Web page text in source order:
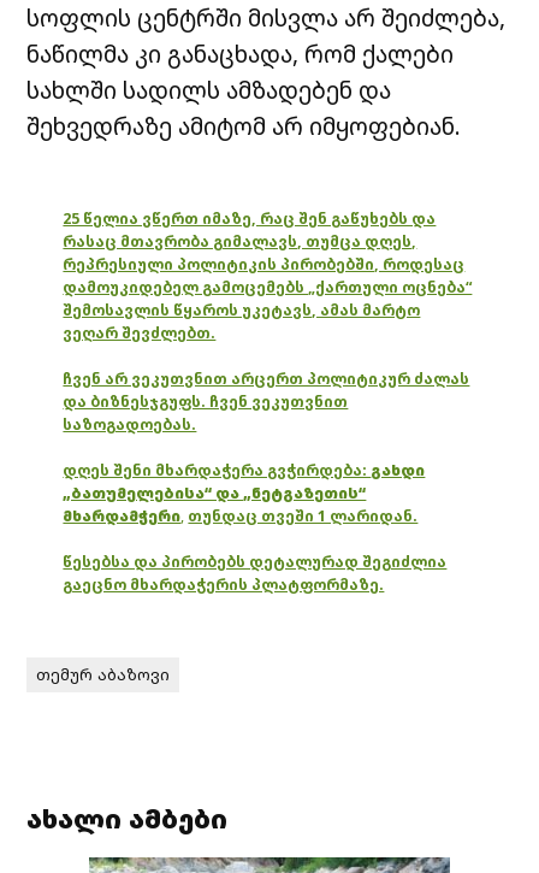
სოფლის ცენტრში მისვლა არ შეიძლება,
ნაწილმა კი განაცხადა, რომ ქალები
სახლში სადილს ამზადებენ და
შეხვედრაზე ამიტომ არ იმყოფებიან.
25 წელია ვწერთ იმაზე, რაც შენ გაწუხებს და
რასაც მთავრობა გიმალავს, თუმცა დღეს,
რეპრესიული პოლიტიკის პირობებში, როდესაც
დამოუკიდებელ გამოცემებს „ქართული ოცნება“
შემოსავლის წყაროს უკეტავს, ამას მარტო
ვეღარ შევძლებთ.
ჩვენ არ ვეკუთვნით არცერთ პოლიტიკურ ძალას
და ბიზნესჯგუფს. ჩვენ ვეკუთვნით
საზოგადოებას.
დღეს შენი მხარდაჭერა გვჭირდება: გახდი
„ბათუმელებისა“ და „ნეტგაზეთის“
მხარდამჭერი, თუნდაც თვეში 1 ლარიდან.
წესებსა და პირობებს დეტალურად შეგიძლია
გაეცნო მხარდაჭერის პლატფორმაზე.
თემურ აბაზოვი
ახალი ამბები